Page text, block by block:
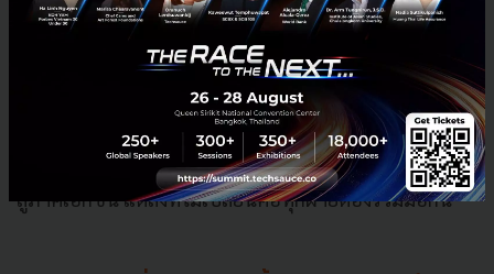
ภาพรวมที่คุณขัตติยาต้องการสื่อคือ เมื่อเทคโนโลยีสุกงอม
ขึ้น น้ำหนักของการสนับสนุนจะค่อย ๆ ขยับจากภาครัฐไป
สู่ภาคเอกชน แต่สิ่งที่ไม่เปลี่ยนคือทุกฝ่ายต้องร่วมมือกัน